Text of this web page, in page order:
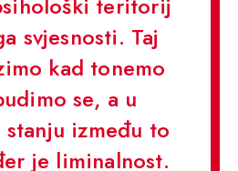
svjesnosti. Taj
kad tonemo
se, a u
stanju između to
je liminalnost.